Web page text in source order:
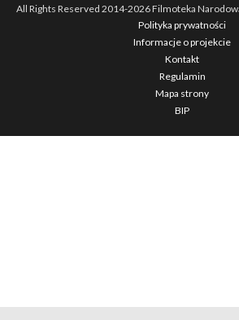
All Rights Reserved 2014-2026Filmoteka
Polityka prywatności
Informacje o projekcie
Kontakt
Regulamin
Mapa strony
BIP